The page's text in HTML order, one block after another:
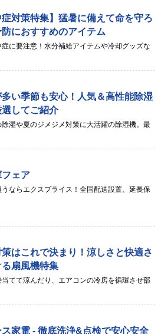
症対策特集】猛暑に備えて命を守ろ
防におすすめのアイテム
に要注意！水分補給アイテムや冷却グッズな
い季節も安心！人気＆高性能除湿
してご紹介
除湿や夏のジメジメ対策に大活躍の除湿機。最
ェア
うならエクスプライス！全国配送設置、延長保
はこれで決まり！涼しさと快適さ
る扇風機特集
当てて涼んだり、エアコンの冷房を循環させ部
ス家電 - 徹底洗浄&点検で安心安全